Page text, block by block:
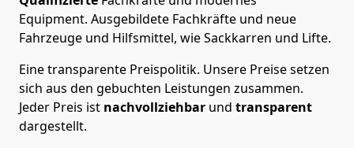
Equipment. Ausgebildete Fachkräfte und neue
Fahrzeuge und Hilfsmittel, wie Sackkarren und Lifte.
Eine transparente Preispolitik. Unsere Preise setzen
sich aus den gebuchten Leistungen zusammen.
Jeder Preis ist nachvollziehbar und transparent
dargestellt.